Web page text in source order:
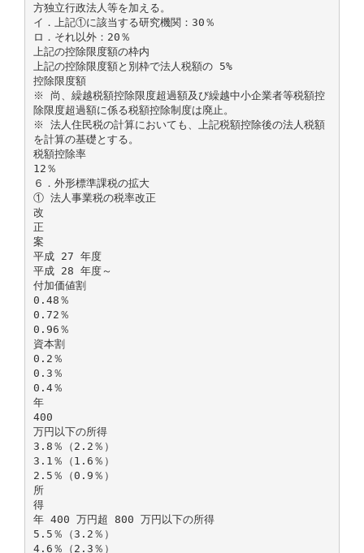
方独立行政法人等を加える。
イ．上記①に該当する研究機関：30％
ロ．それ以外：20％
上記の控除限度額の枠内
上記の控除限度額と別枠で法人税額の 5%
控除限度額
※ 尚、繰越税額控除限度超過額及び繰越中小企業者等税額控
除限度超過額に係る税額控除制度は廃止。
※ 法人住民税の計算においても、上記税額控除後の法人税額
を計算の基礎とする。
税額控除率
12％
６．外形標準課税の拡大
① 法人事業税の税率改正
改
正
案
平成 27 年度
平成 28 年度～
付加価値割
0.48％
0.72％
0.96％
資本割
0.2％
0.3％
0.4％
年
400
万円以下の所得
3.8％（2.2％）
3.1％（1.6％）
2.5％（0.9％）
所
得
年 400 万円超 800 万円以下の所得
5.5％（3.2％）
4.6％（2.3％）